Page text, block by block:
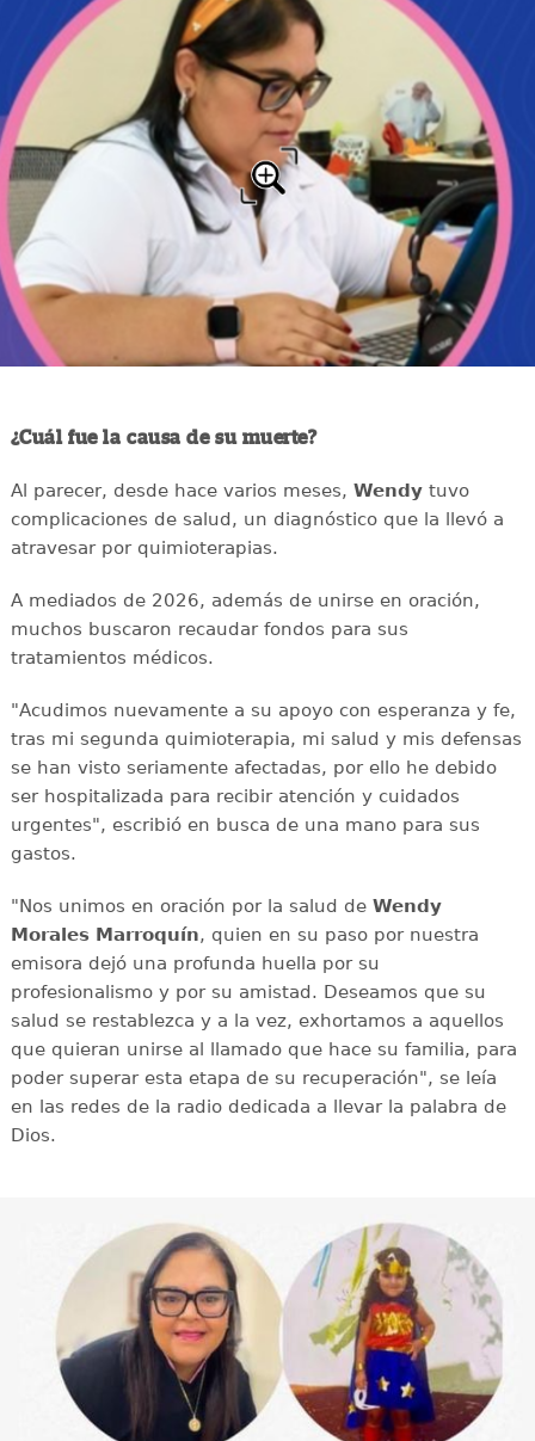
¿Cuál fue la causa de su muerte?
Al parecer, desde hace varios meses, Wendytuvo
complicaciones de salud, un diagnóstico que la llevó a
atravesar por quimioterapias.
A mediados de 2026, además de unirse en oración,
muchos buscaron recaudar fondos para sus
tratamientos médicos.
"Acudimos nuevamente a su apoyo con esperanza y fe,
tras mi segunda quimioterapia, mi salud y mis defensas
se han visto seriamente afectadas, por ello he debido
ser hospitalizada para recibir atención y cuidados
urgentes", escribió en busca de una mano para sus
gastos.
"Nos unimos en oración por la salud de Wendy
Morales Marroquín, quien en su paso por nuestra
emisora dejó una profunda huella por su
profesionalismo y por su amistad. Deseamos que su
salud se restablezca y a la vez, exhortamos a aquellos
que quieran unirse al llamado que hace su familia, para
poder superar esta etapa de su recuperación", se leía
en las redes de la radio dedicada a llevar la palabra de
Dios.